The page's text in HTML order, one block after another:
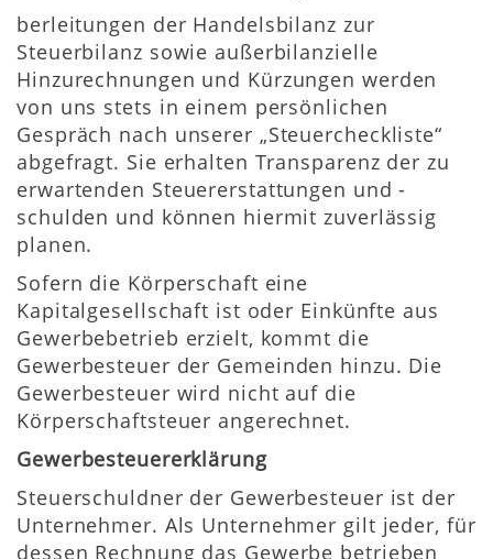
berleitungen der Handelsbilanz zur
Steuerbilanz sowie außerbilanzielle
Hinzurechnungen und Kürzungen werden
von uns stets in einem persönlichen
Gespräch nach unserer „Steuercheckliste“
abgefragt. Sie erhalten Transparenz der zu
erwartenden Steuererstattungen und -
schulden und können hiermit zuverlässig
planen.
Sofern die Körperschaft eine
Kapitalgesellschaft ist oder Einkünfte aus
Gewerbebetrieb erzielt, kommt die
Gewerbesteuer der Gemeinden hinzu. Die
Gewerbesteuer wird nicht auf die
Körperschaftsteuer angerechnet.
Gewerbesteuererklärung
Steuerschuldner der Gewerbesteuer ist der
Unternehmer. Als Unternehmer gilt jeder, für
dessen Rechnung das Gewerbe betrieben